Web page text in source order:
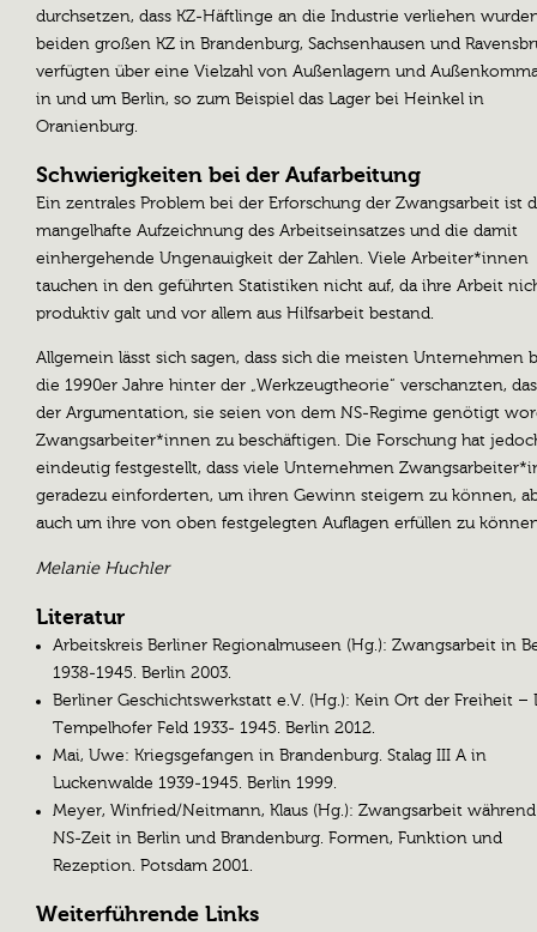
durchsetzen, dass KZ-Häftlinge an die Industrie verliehen
beiden großen KZ in Brandenburg, Sachsenhausen und
verfügten über eine Vielzahl von Außenlagern und
in und um Berlin, so zum Beispiel das Lager bei Heinkel in
Oranienburg.
Schwierigkeiten bei der Aufarbeitung
Ein zentrales Problem bei der Erforschung der Zwangsarbeit ist
mangelhafte Aufzeichnung des Arbeitseinsatzes und die damit
einhergehende Ungenauigkeit der Zahlen. Viele Arbeiter*innen
tauchen in den geführten Statistiken nicht auf, da ihre Arbeit
produktiv galt und vor allem aus Hilfsarbeit bestand.
Allgemein lässt sich sagen, dass sich die meisten Unternehmen
die 1990er Jahre hinter der „Werkzeugtheorie“ verschanzten,
der Argumentation, sie seien von dem NS-Regime genötigt
Zwangsarbeiter*innen zu beschäftigen. Die Forschung hat
eindeutig festgestellt, dass viele Unternehmen
geradezu einforderten, um ihren Gewinn steigern zu können,
auch um ihre von oben festgelegten Auflagen erfüllen zu
Melanie Huchler
Literatur
Arbeitskreis Berliner Regionalmuseen (Hg.): Zwangsarbeit in
1938-1945. Berlin 2003.
Berliner Geschichtswerkstatt e.V. (Hg.): Kein Ort der Freiheit –
Tempelhofer Feld 1933- 1945. Berlin 2012.
Mai, Uwe: Kriegsgefangen in Brandenburg. Stalag III A in
Luckenwalde 1939-1945. Berlin 1999.
Meyer, Winfried/Neitmann, Klaus (Hg.): Zwangsarbeit
NS-Zeit in Berlin und Brandenburg. Formen, Funktion und
Rezeption. Potsdam 2001.
Weiterführende Links